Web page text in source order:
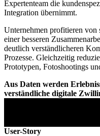
Expertenteam die
Integration übernimmt.
Unternehmen profitieren von
einer besseren
deutlich verständlicheren
Prozesse. Gleichzeitig
Prototypen, Fotoshootings
Aus Daten werden
verständliche digitale
User-Story